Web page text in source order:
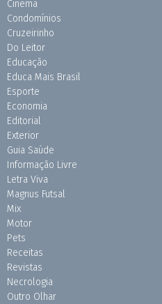
Cinema
Condomínios
Cruzeirinho
Do Leitor
Educação
Educa Mais Brasil
Esporte
Economia
Editorial
Exterior
Guia Saúde
Informação Livre
Letra Viva
Magnus Futsal
Mix
Motor
Pets
Receitas
Revistas
Necrologia
Outro Olhar